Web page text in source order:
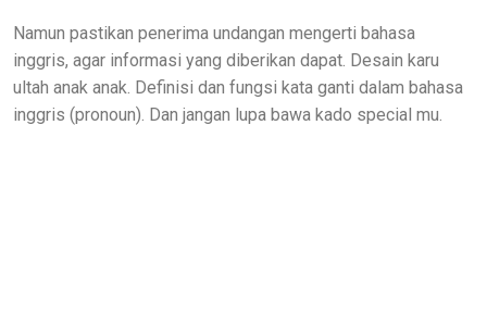
Namun pastikan penerima undangan mengerti bahasa
inggris, agar informasi yang diberikan dapat. Desain karu
ultah anak anak. Definisi dan fungsi kata ganti dalam bahasa
inggris (pronoun). Dan jangan lupa bawa kado special mu.